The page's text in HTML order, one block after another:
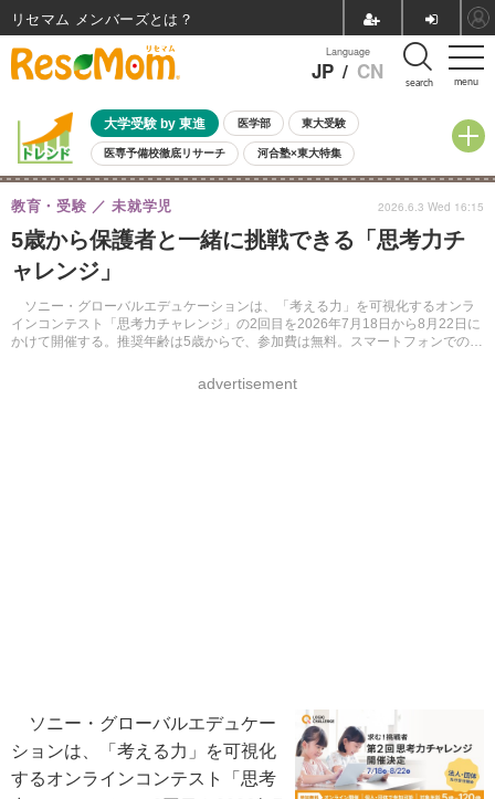
menu
Language
JP / CN search
大学受験 by 東進 医学部 東大受験
医専予備校徹底リサーチ 河合塾×東大特集
親子で考える大学選び 高校受験 中学受験 小学校受験
共通テスト 夏休み
8月開催イベント・WS 全国公立高校 過去問 人気記事
自由研究教材（小学生向け）
5歳から保護者と一緒に挑戦できる「思考力チ
ャレンジ」
ソニー・グローバルエデュケーションは、「考える力」を可視化するオンラ
インコンテスト「思考力チャレンジ」の2回目を2026年7月18日から8月22日に
かけて開催する。推奨年齢は5歳からで、参加費は無料。スマートフォンでの受
教育・受験 未就学児
advertisement
2026.6.3 Wed 16:15
ソニー・グローバルエデュケー
ションは、「考える力」を可視化
するオンラインコンテスト「思考
リセマム メンバーズ